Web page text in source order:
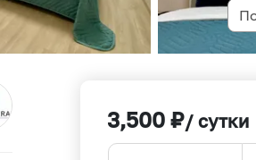
3,500 ₽/ сутки